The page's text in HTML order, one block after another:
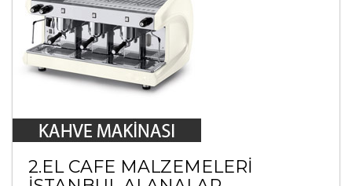
2.EL CAFE MALZEMELERI